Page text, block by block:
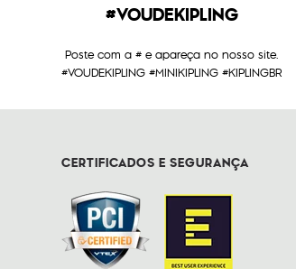
#VOUDEKIPLING
Poste com a # e apareça no nosso site.
#VOUDEKIPLING #MINIKIPLING #KIPLINGBR
CERTIFICADOS E SEGURANÇA